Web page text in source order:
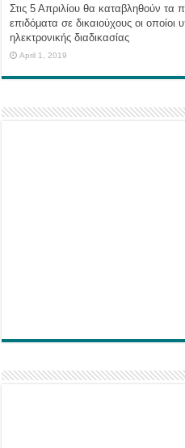
Στις 5 Απριλίου θα καταβληθούν τα
επιδόματα σε δικαιούχους οι
ηλεκτρονικής διαδικασίας
April 1, 2019